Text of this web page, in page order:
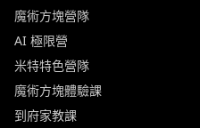
魔術方塊營隊
AI 極限營
米特特色營隊
魔術方塊體驗課
到府家教課